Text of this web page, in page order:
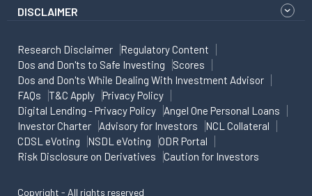
DISCLAIMER
Research Disclaimer
Regulatory Content
Dos and Don'ts to Safe Investing
Scores
Dos and Don'ts While Dealing With Investment Advisor
FAQs
T&C Apply
Privacy Policy
Digital Lending - Privacy Policy
Angel One Personal Loans
Investor Charter
Advisory for Investors
NCL Collateral
CDSL eVoting
NSDL eVoting
ODR Portal
Risk Disclosure on Derivatives
Caution for Investors
Copyright - All rights reserved